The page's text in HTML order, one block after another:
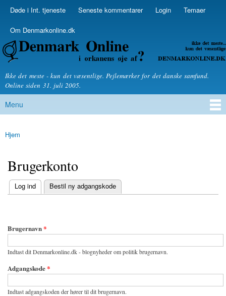
Skip to
Secondary menu
Døde i Int. tjeneste Seneste kommentarer Login Temaer
Om Denmarkonline.dk
Denmarkonline.dk - blognyheder om politik
Ikke det meste - kun det væsentlige. Pejlemærker for det danske samfund.
Online siden 31. juli 2005.
Main menu
Menu
You are here
Hjem
Brugerkonto
Primary tabs
Log ind
(active tab) Bestil ny adgangskode
Brugernavn*
Indtast dit Denmarkonline.dk - blognyheder om politik brugernavn.
Adgangskode*
Indtast adgangskoden der hører til dit brugernavn.